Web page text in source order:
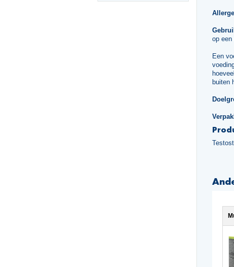
op een
Een
buiten